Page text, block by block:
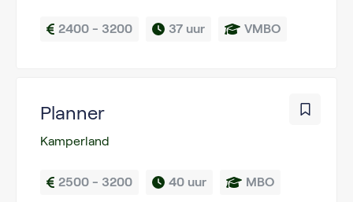
2400 - 3200 37 uur VMBO
Planner
Kamperland
2500 - 3200 40 uur MBO